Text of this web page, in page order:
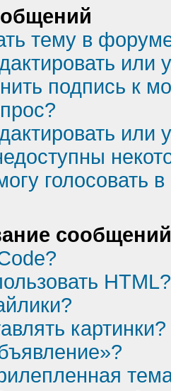
тему в
или
подпись к
или
голосовать
HTML?
картинки?